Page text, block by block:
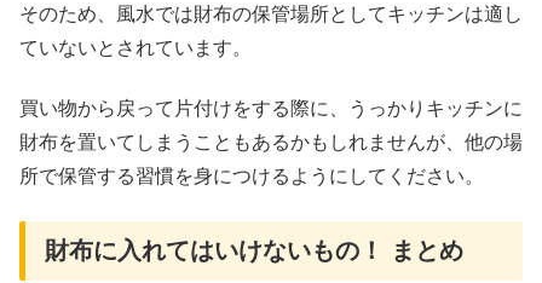
そのため、風水では財布の保管場所としてキッチンは適し
ていないとされています。
買い物から戻って片付けをする際に、うっかりキッチンに
財布を置いてしまうこともあるかもしれませんが、他の場
所で保管する習慣を身につけるようにしてください。
財布に入れてはいけないもの！ まとめ